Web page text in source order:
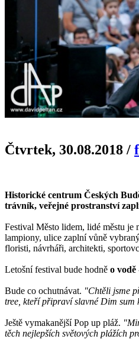
Čtvrtek, 30.08.2018 /
Historické centrum Českých
trávník, veřejné prostranství
Festival Město lidem, lidé městu
lampiony, ulice zaplní vůně
floristi, návrháři, architekti,
Letošní festival bude hodně o vodě
Bude co ochutnávat. "Chtěli jsme
tree, kteří připraví slavné Dim sum
Ještě vymakanější Pop up pláž.
těch nejlepších světových plážích